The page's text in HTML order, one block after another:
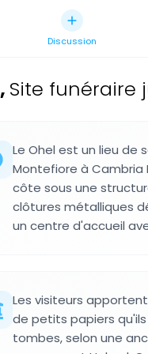
Discussion
, Site funéraire
Le Ohel est un lieu de
Montefiore à
côte sous une
clôtures métalliques
un centre d'accueil
Les visiteurs
de petits papiers
tombes, selon une